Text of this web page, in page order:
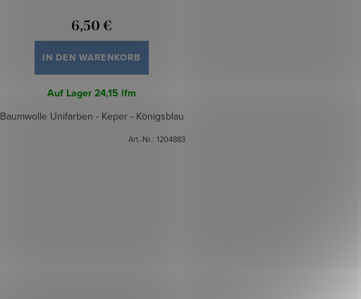
6,50 €
IN DEN WARENKORB
Auf Lager 24,15 lfm
Baumwolle Unifarben - Keper - Königsblau
Art.-Nr.: 1204883